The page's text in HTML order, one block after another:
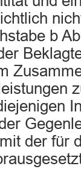
b
der für